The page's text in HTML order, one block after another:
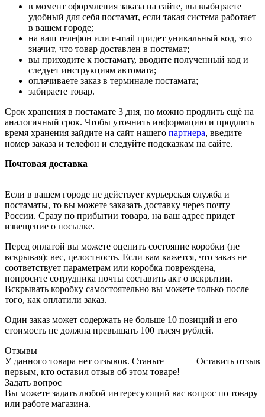
в момент оформления заказа на сайте, вы выбираете
удобный для себя постамат, если такая система работает
в вашем городе;
на ваш телефон или e-mail придет уникальный код, это
значит, что товар доставлен в постамат;
вы приходите к постамату, вводите полученный код и
следует инструкциям автомата;
оплачиваете заказ в терминале постамата;
забираете товар.
Срок хранения в постамате 3 дня, но можно продлить ещё на
аналогичный срок. Чтобы уточнить информацию и продлить
время хранения зайдите на сайт нашего партнера, введите
номер заказа и телефон и следуйте подсказкам на сайте.
Почтовая доставка
Если в вашем городе не действует курьерская служба и
постаматы, то вы можете заказать доставку через почту
России. Сразу по прибытии товара, на ваш адрес придет
извещение о посылке.
Перед оплатой вы можете оценить состояние коробки (не
вскрывая): вес, целостность. Если вам кажется, что заказ не
соответствует параметрам или коробка повреждена,
попросите сотрудника почты составить акт о вскрытии.
Вскрывать коробку самостоятельно вы можете только после
того, как оплатили заказ.
Один заказ может содержать не больше 10 позиций и его
стоимость не должна превышать 100 тысяч рублей.
Отзывы
Оставить отзыв
У данного товара нет отзывов. Станьте
первым, кто оставил отзыв об этом товаре!
Задать вопрос
Вы можете задать любой интересующий вас вопрос по товару
или работе магазина.